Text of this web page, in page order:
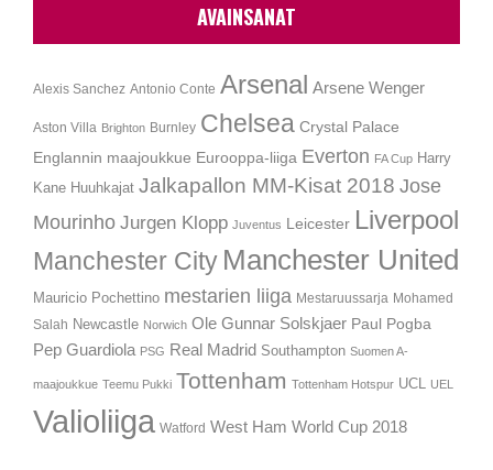
AVAINSANAT
Alexis Sanchez Antonio Conte Arsenal Arsene Wenger
Aston Villa Brighton Burnley Chelsea Crystal Palace
Englannin maajoukkue Eurooppa-liiga Everton FA Cup Harry
Kane Huuhkajat Jalkapallon MM-Kisat 2018 Jose
Mourinho Jurgen Klopp Juventus Leicester Liverpool
Manchester City Manchester United
Mauricio Pochettino mestarien liiga Mestaruussarja Mohamed
Salah Newcastle Norwich Ole Gunnar Solskjaer Paul Pogba
Pep Guardiola PSG Real Madrid Southampton Suomen A-
maajoukkue Teemu Pukki Tottenham Tottenham Hotspur UCL UEL
Valioliiga Watford West Ham World Cup 2018